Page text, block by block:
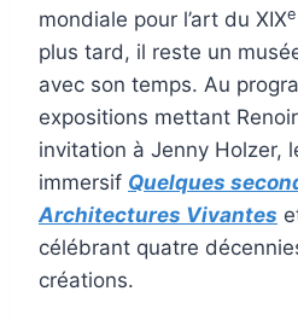
mondiale pour l’art du XIXe
plus tard, il reste un
avec son temps. Au
expositions mettant
invitation à Jenny Holzer,
immersif Quelques
Architectures Vivantes
célébrant quatre
créations.